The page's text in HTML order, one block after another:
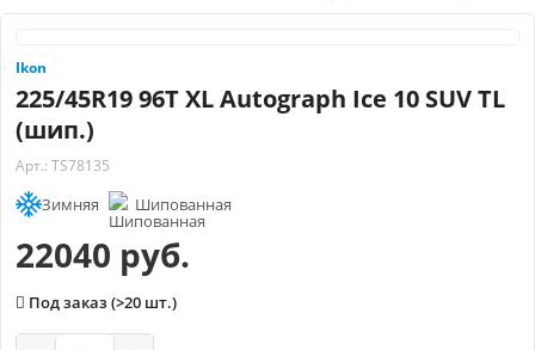
Ikon
225/45R19 96T XL Autograph Ice 10 SUV TL
(шип.)
Арт.: TS78135
Зимняя Шипованная
22040 руб.
Под заказ (>20 шт.)